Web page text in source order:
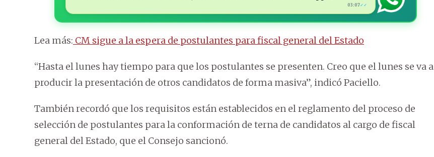
03:07✓✓
Lea más: CM sigue a la espera de postulantes para fiscal general del Estado
“Hasta el lunes hay tiempo para que los postulantes se presenten. Creo que el lunes se va a
producir la presentación de otros candidatos de forma masiva”, indicó Paciello.
También recordó que los requisitos están establecidos en el reglamento del proceso de
selección de postulantes para la conformación de terna de candidatos al cargo de fiscal
general del Estado, que el Consejo sancionó.